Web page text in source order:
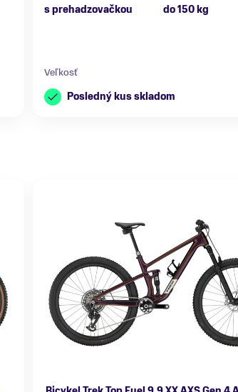
s prehadzovačkou
do 150 kg
Veľkosť
Posledný kus skladom